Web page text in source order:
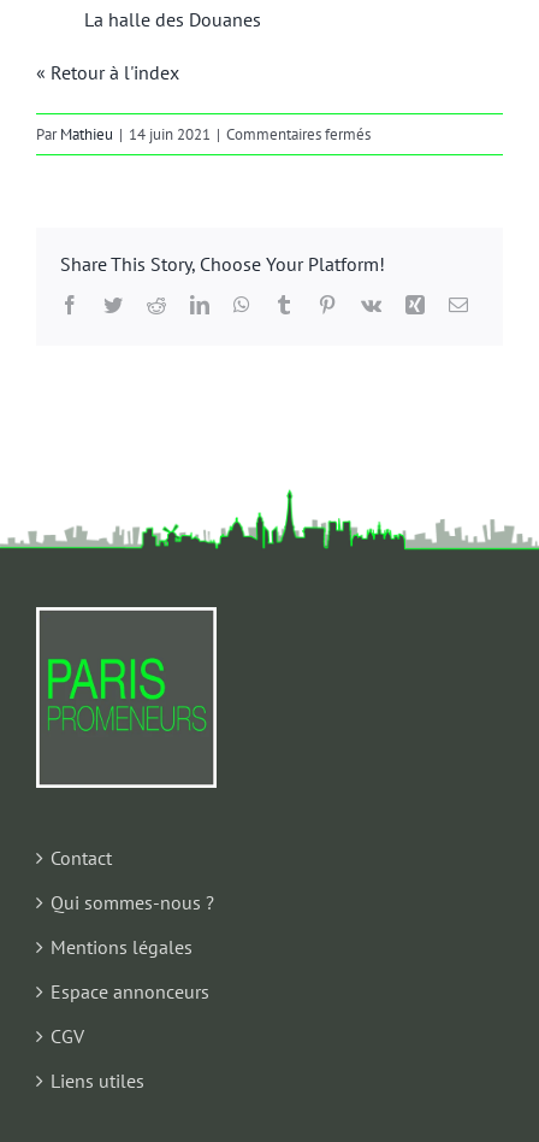
La halle des Douanes
« Retour à l'index
ParMathieu | 14 juin 2021 | Commentaires ferméssur
shed
Share This Story, Choose Your Platform!
Facebook
TwitterRedditLinkedInWhatsApp
Tumblr Pinterest
Vk Xing Email
Contact
Qui sommes-nous ?
Mentions légales
Espace annonceurs
CGV
Liens utiles